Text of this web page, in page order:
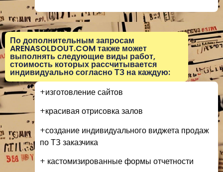
По дополнительным запросам
ARENASOLDOUT.COM также может
выполнять следующие виды работ,
стоимость которых рассчитывается
индивидуально согласно ТЗ на каждую:
+изготовление сайтов
+красивая отрисовка залов
+создание индивидуального виджета продаж
по ТЗ заказчика
+ кастомизированные формы отчетности